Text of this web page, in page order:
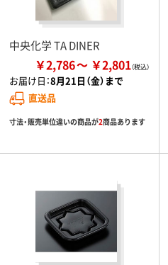
中央化学 TA DINER
￥2,786 ￥2,801
お届け日：8月21日（金）まで
直送品
寸法・販売単位違いの商品が2商品あります